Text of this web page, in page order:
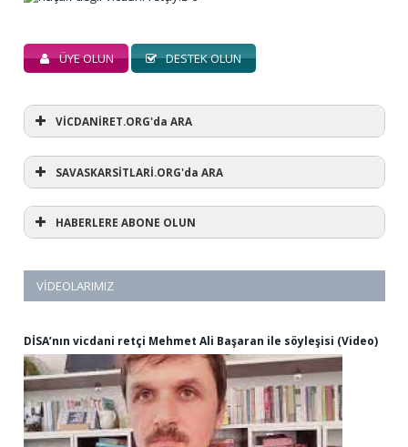
ÜYE OLUN DESTEK OLUN
VİCDANİRET.ORG'da ARA
SAVASKARSİTLARİ.ORG'da ARA
HABERLERE ABONE OLUN
VIDEOLARIMIZ
DİSA’nın vicdani retçi Mehmet Ali Başaran ile söyleşisi (Video)